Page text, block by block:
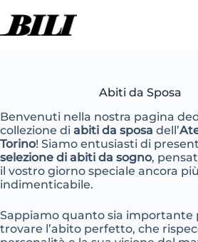
contenuto
Abiti da Sposa
Benvenuti nella nostra pagina
collezione di abiti da sposa dell’
Torino! Siamo entusiasti di
selezione di abiti da sogno,
il vostro giorno speciale ancora più
indimenticabile.
Sappiamo quanto sia importante
trovare l’abito perfetto, che